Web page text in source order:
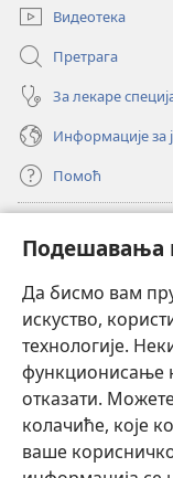
Подешавања
Да бисмо вам
искуство,
технологије.
функционисање
отказати.
колачиће, које
ваше
Видеотека
Претрага
За лекаре
Информације за
Помоћ
(отвара
нови
прозор)ОНЛАЈН
(отвара
нови
прозор)JW Hub®
(отвара
нови
прозор)JW Library
Watchtower